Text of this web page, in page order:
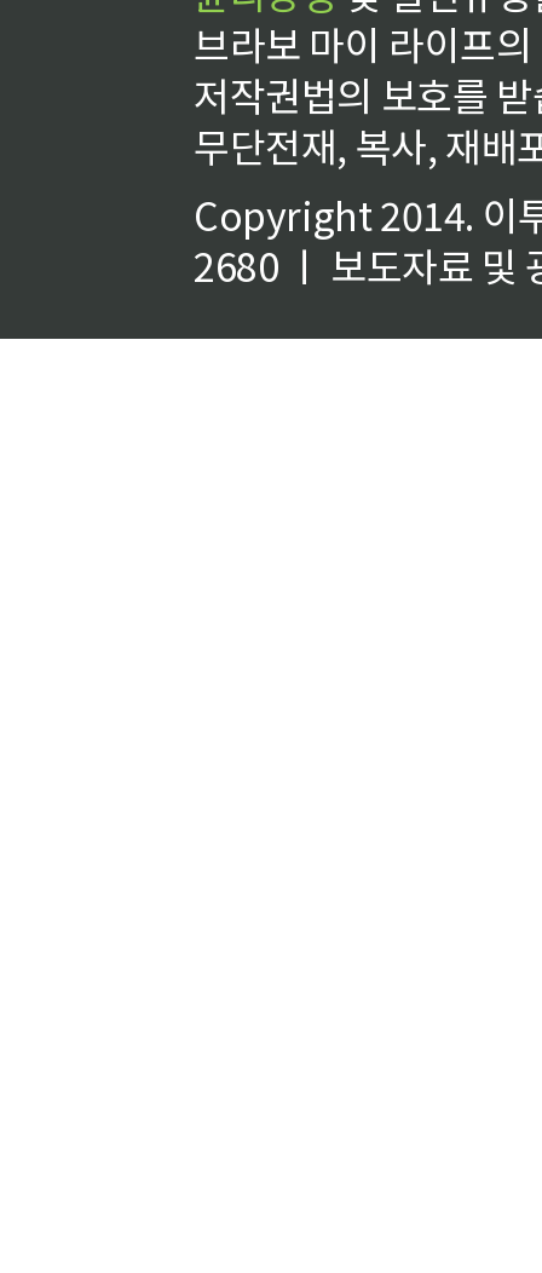
브라보 마이 라이프
저작권법의 보호를
무단전재, 복사, 재배
Copyright 2014. 이
2680 ㅣ 보도자료